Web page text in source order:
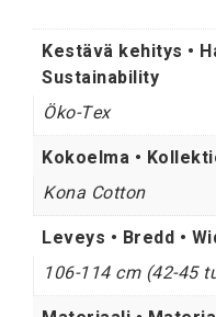
Kestävä kehitys •
Sustainability
Öko-Tex
Kokoelma •
Kona Cotton
Leveys • Bredd •
106-114 cm (42-45